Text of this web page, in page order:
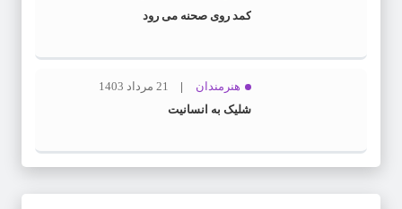
کمد روی صحنه می رود
هنرمندان
21 مرداد 1403
شلیک به انسانیت